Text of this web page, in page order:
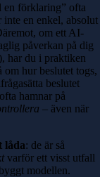
förklaring” ofta
en enkel, absolut
om ett AI-
påverkan på dig
har du i praktiken
hur beslutet togs,
beslutet
hamnar på
– även när
låda: de är så
varför ett visst utfall
modellen.